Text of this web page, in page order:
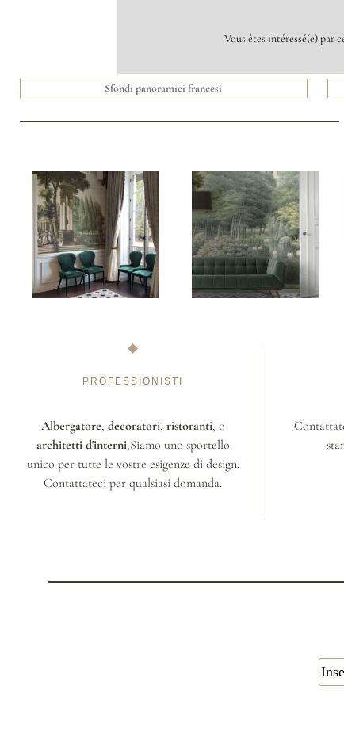
Vous êtes intéressé(e) par
Sfondi panoramici francesi
PROFESSIONISTI
Albergatore, decoratori, ristoranti, o
architetti d'interni,Siamo uno sportello
unico per tutte le vostre esigenze di design.
Contattateci per qualsiasi domanda.